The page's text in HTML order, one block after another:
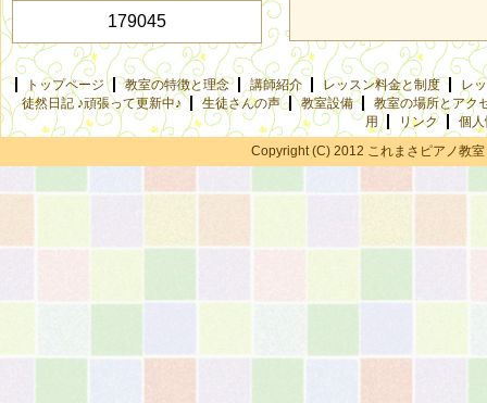
179045
トップページ 教室の特徴と理念 講師紹介 レッスン料金と制度
レ
徒然日記 ♪頑張って更新中♪
生徒さんの声 教室設備
教室の場所とアク
用
リンク
個
Copyright (C) 2012 これまさピアノ教